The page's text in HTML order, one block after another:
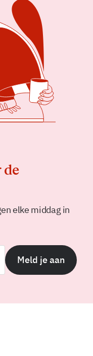
de
elke middag in
Meld je aan